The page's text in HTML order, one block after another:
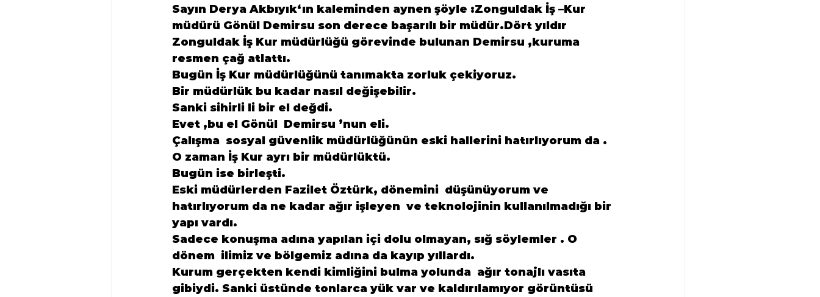
Sayın Derya Akbıyık‘ın kaleminden aynen şöyle :Zonguldak İş –Kur
müdürü Gönül Demirsu son derece başarılı bir müdür.Dört yıldır
Zonguldak İş Kur müdürlüğü görevinde bulunan Demirsu ,kuruma
resmen çağ atlattı.
Bugün İş Kur müdürlüğünü tanımakta zorluk çekiyoruz.
Bir müdürlük bu kadar nasıl değişebilir.
Sanki sihirli li bir el değdi.
Evet ,bu el Gönül  Demirsu ’nun eli.
Çalışma  sosyal güvenlik müdürlüğünün eski hallerini hatırlıyorum da .
O zaman İş Kur ayrı bir müdürlüktü.
Bugün ise birleşti.
Eski müdürlerden Fazilet Öztürk, dönemini  düşünüyorum ve
hatırlıyorum da ne kadar ağır işleyen  ve teknolojinin kullanılmadığı bir
yapı vardı.
Sadece konuşma adına yapılan içi dolu olmayan, sığ söylemler . O
dönem  ilimiz ve bölgemiz adına da kayıp yıllardı.
Kurum gerçekten kendi kimliğini bulma yolunda  ağır tonajlı vasıta
gibiydi. Sanki üstünde tonlarca yük var ve kaldırılamıyor görüntüsü